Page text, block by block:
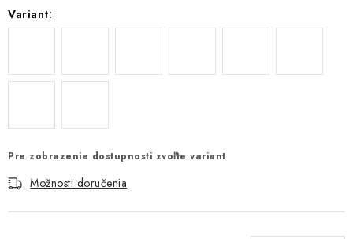
Variant:
Pre zobrazenie dostupnosti zvoľte variant
Možnosti doručenia